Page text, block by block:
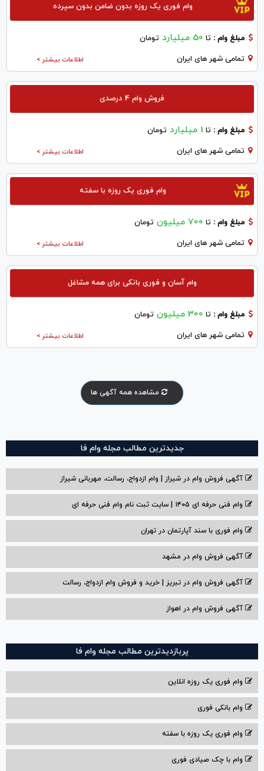
وام فوری یک روزه بدون ضامن بدون سپرده
مبلغ وام : تا 50 میلیارد تومان
اطلاعات بیشتر > تمامی شهر های ایران
فروش وام 4 درصدی
مبلغ وام : تا 1 میلیارد تومان
اطلاعات بیشتر > تمامی شهر های ایران
وام فوری یک روزه با سفته
مبلغ وام : تا 700 میلیون تومان
اطلاعات بیشتر > تمامی شهر های ایران
وام آسان و فوری بانکی برای همه مشاغل
مبلغ وام : تا 300 میلیون تومان
اطلاعات بیشتر > تمامی شهر های ایران
مشاهده همه آگهی ها
جدیدترین مطالب مجله وام فا
آگهی فروش وام در شیراز | وام ازدواج، رسالت، مهربانی شیراز
وام فنی حرفه ای ۱۴۰۵ | سایت ثبت نام وام فنی حرفه ای
وام فوری با سند آپارتمان در تهران
آگهی فروش وام در مشهد
آگهی فروش وام در تبریز | خرید و فروش وام ازدواج، رسالت
آگهی فروش وام در اهواز
پربازدیدترین مطالب مجله وام فا
وام فوری یک روزه انلاین
وام بانکی فوری
وام فوری یک روزه با سفته
وام با‌ چک صیادی‌ فوری